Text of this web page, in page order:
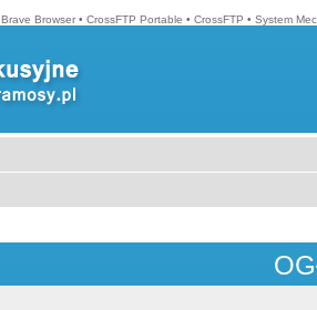
Brave Browser • CrossFTP Portable • CrossFTP • System